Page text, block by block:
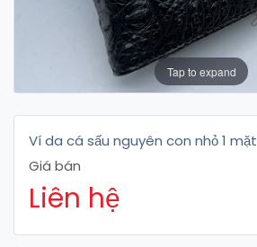
Tap to expand
Ví da cá sấu nguyên con nhỏ 1 mặt
Giá bán
Liên hệ